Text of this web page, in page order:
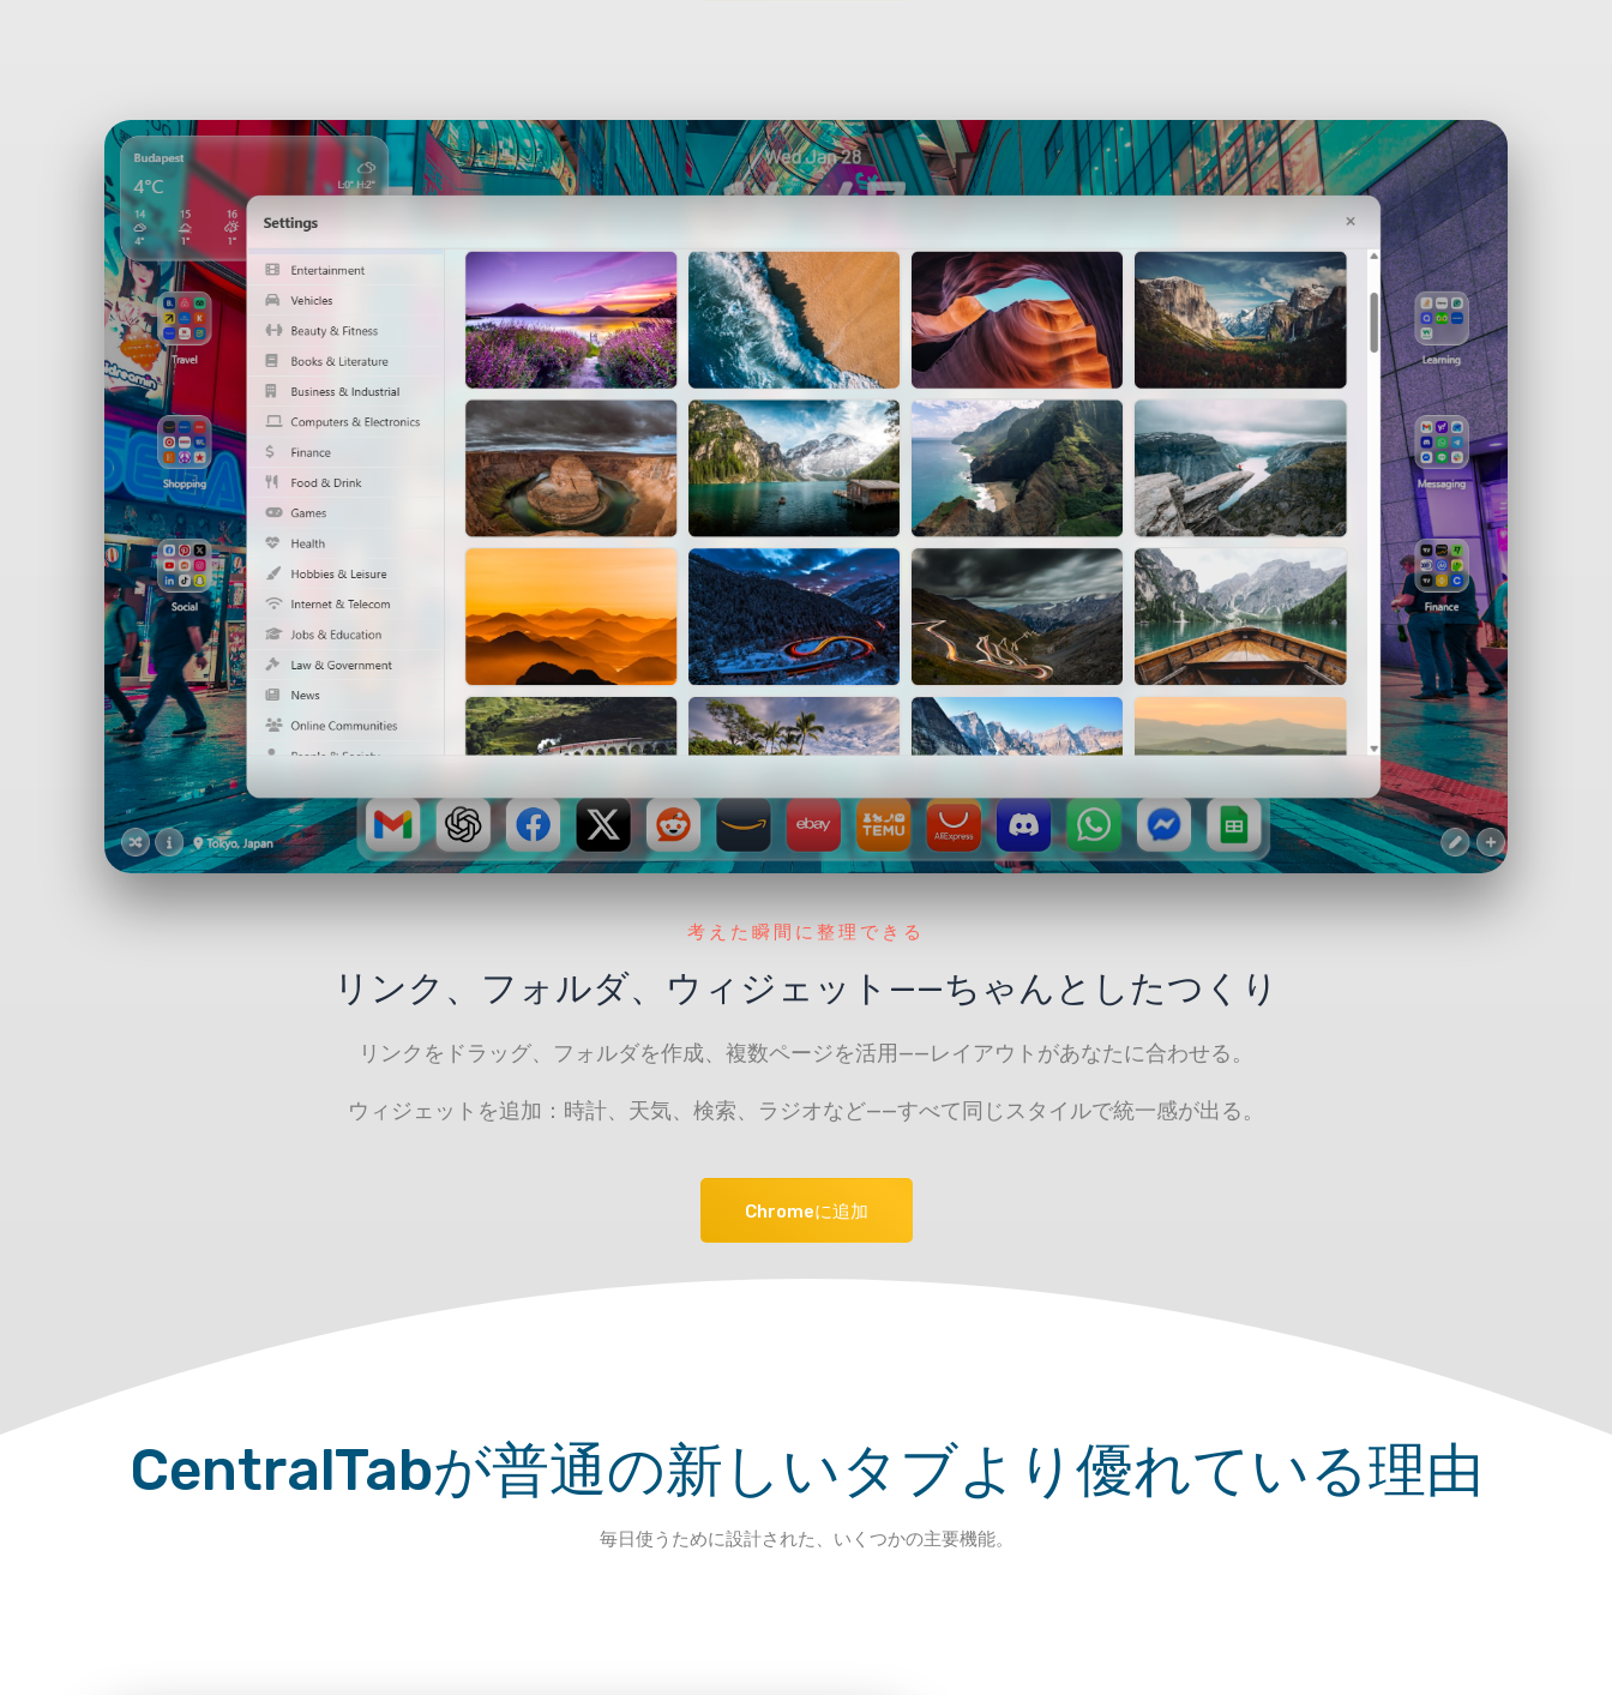
考えた瞬間に整理できる
リンク、フォルダ、ウィジェット——ちゃんとしたつくり
リンクをドラッグ、フォルダを作成、複数ページを活用——レイアウトがあなたに合わせる。
ウィジェットを追加：時計、天気、検索、ラジオなど——すべて同じスタイルで統一感が出る。
Chromeに追加
CentralTabが普通の新しいタブより優れている理由
毎日使うために設計された、いくつかの主要機能。